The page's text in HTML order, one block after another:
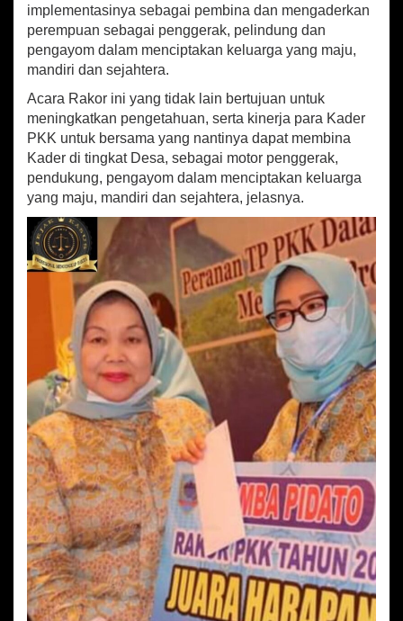
K
K
T
a
u
n
2
0
2
implementasinya sebagai pembina dan mengaderkan
perempuan sebagai penggerak, pelindung dan
pengayom dalam menciptakan keluarga yang maju,
mandiri dan sejahtera.
Acara Rakor ini yang tidak lain bertujuan untuk
meningkatkan pengetahuan, serta kinerja para Kader
PKK untuk bersama yang nantinya dapat membina
Kader di tingkat Desa, sebagai motor penggerak,
pendukung, pengayom dalam menciptakan keluarga
yang maju, mandiri dan sejahtera, jelasnya.